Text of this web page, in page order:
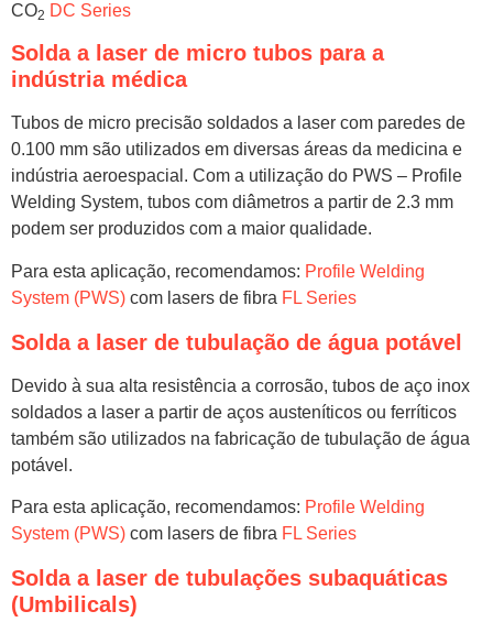
CO2 DC Series
Solda a laser de micro tubos para a
indústria médica
Tubos de micro precisão soldados a laser com paredes de
0.100 mm são utilizados em diversas áreas da medicina e
indústria aeroespacial. Com a utilização do PWS – Profile
Welding System, tubos com diâmetros a partir de 2.3 mm
podem ser produzidos com a maior qualidade.
Para esta aplicação, recomendamos: Profile Welding
System (PWS) com lasers de fibra FL Series
Solda a laser de tubulação de água potável
Devido à sua alta resistência a corrosão, tubos de aço inox
soldados a laser a partir de aços austeníticos ou ferríticos
também são utilizados na fabricação de tubulação de água
potável.
Para esta aplicação, recomendamos: Profile Welding
System (PWS) com lasers de fibra FL Series
Solda a laser de tubulações subaquáticas
(Umbilicals)